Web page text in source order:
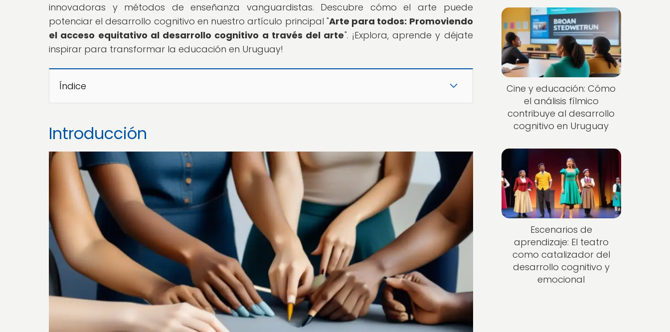
innovadoras y métodos de enseñanza vanguardistas. Descubre cómo el arte puede
potenciar el desarrollo cognitivo en nuestro artículo principal "Arte para todos: Promoviendo
el acceso equitativo al desarrollo cognitivo a través del arte". ¡Explora, aprende y déjate
inspirar para transformar la educación en Uruguay!
Índice
Introducción
Cine y educación: Cómo
el análisis fílmico
contribuye al desarrollo
cognitivo en Uruguay
Escenarios de
aprendizaje: El teatro
como catalizador del
desarrollo cognitivo y
emocional